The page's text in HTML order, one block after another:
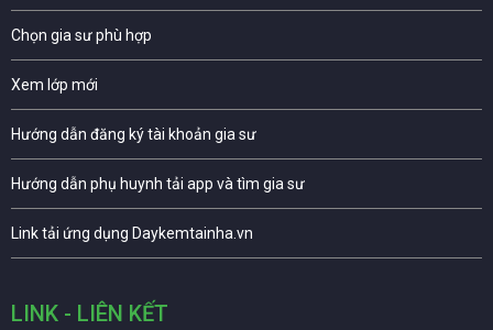
Chọn gia sư phù hợp
Xem lớp mới
Hướng dẫn đăng ký tài khoản gia sư
Hướng dẫn phụ huynh tải app và tìm gia sư
Link tải ứng dụng Daykemtainha.vn
LINK - LIÊN KẾT